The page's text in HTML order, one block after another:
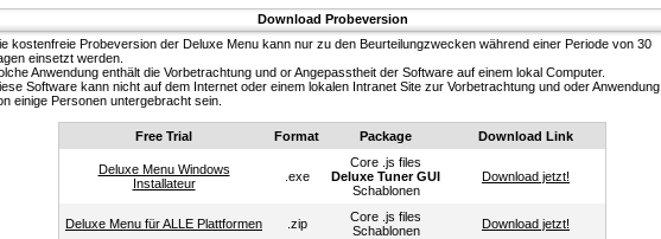
Download Probeversion
kostenfreie Probeversion der Deluxe Menu kann nur zu den Beurteilungzwecken während einer Periode von 30
einsetzt werden.
Anwendung enthält die Vorbetrachtung und or Angepasstheit der Software auf einem lokal Computer.
Software kann nicht auf dem Internet oder einem lokalen Intranet Site zur Vorbetrachtung und oder Anwendung
einige Personen untergebracht sein.
Free Trial Format Package Download Link
Deluxe Menu Windows
Installateur
.exe
Core .js files
Deluxe Tuner GUI
Schablonen
Download jetzt!
Deluxe Menu für ALLE Plattformen .zip
Core .js files
Schablonen
Download jetzt!